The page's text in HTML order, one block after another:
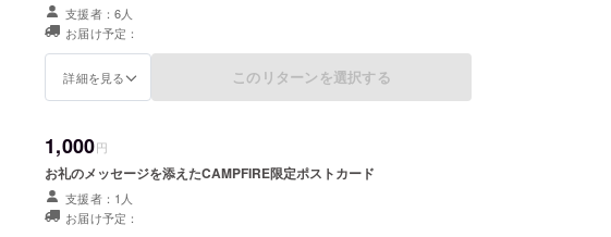
支援者：6人
お届け予定：
詳細を見る このリターンを選択する
1,000円
お礼のメッセージを添えたCAMPFIRE限定ポストカード
支援者：1人
お届け予定：